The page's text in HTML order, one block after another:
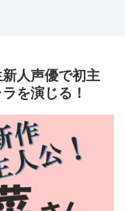
人声優で初主
を演じる！